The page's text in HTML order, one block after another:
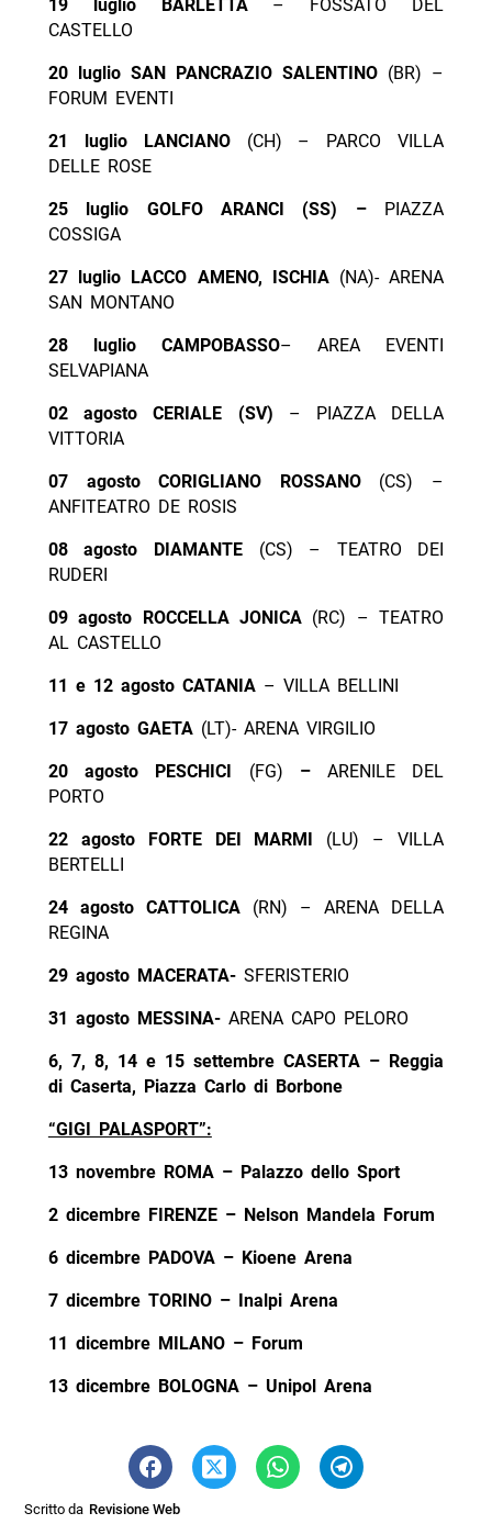
19 luglio BARLETTA – FOSSATO DEL
CASTELLO
20 luglio SAN PANCRAZIO SALENTINO (BR) –
FORUM EVENTI
21 luglio LANCIANO (CH) – PARCO VILLA
DELLE ROSE
25 luglio GOLFO ARANCI (SS) –PIAZZA
COSSIGA
27 luglio LACCO AMENO, ISCHIA(NA)- ARENA
SAN MONTANO
28 luglio CAMPOBASSO– AREA EVENTI
SELVAPIANA
02 agosto CERIALE (SV) – PIAZZA DELLA
VITTORIA
07 agosto CORIGLIANO ROSSANO (CS) –
ANFITEATRO DE ROSIS
08 agosto DIAMANTE (CS) – TEATRO DEI
RUDERI
09 agosto ROCCELLA JONICA (RC) – TEATRO
AL CASTELLO
11 e 12 agosto CATANIA – VILLA BELLINI
17 agosto GAETA(LT)- ARENA VIRGILIO
20 agosto PESCHICI (FG) – ARENILE DEL
PORTO
22 agosto FORTE DEI MARMI (LU) – VILLA
BERTELLI
24 agosto CATTOLICA (RN) – ARENA DELLA
REGINA
29 agosto MACERATA- SFERISTERIO
31 agosto MESSINA-ARENA CAPO PELORO
6, 7, 8, 14 e 15 settembre CASERTA – Reggia
di Caserta, Piazza Carlo di Borbone
“GIGI PALASPORT”:
13 novembre ROMA – Palazzo dello Sport
2 dicembre FIRENZE – Nelson Mandela Forum
6 dicembre PADOVA – Kioene Arena
7 dicembre TORINO – Inalpi Arena
11 dicembre MILANO – Forum
13 dicembre BOLOGNA – Unipol Arena
Scritto da Revisione Web